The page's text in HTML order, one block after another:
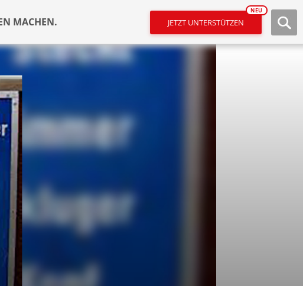
MACHEN. JETZT UNTERSTÜTZEN
NEU